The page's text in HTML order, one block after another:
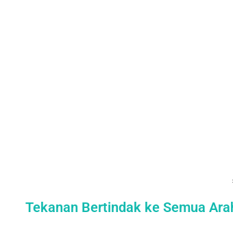
Tekanan Bertindak ke Semua